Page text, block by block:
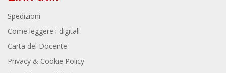
Spedizioni
Come leggere i digitali
Carta del Docente
Privacy & Cookie Policy